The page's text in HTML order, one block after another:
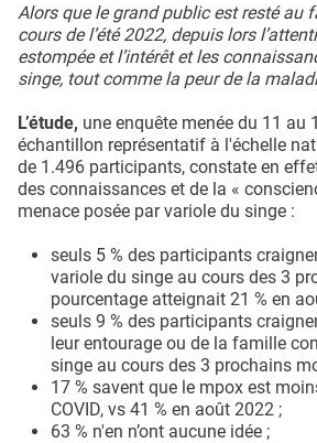
Alors que le grand public est resté au
cours de l’été 2022, depuis lors
estompée et l’intérêt et les
singe, tout comme la peur de la
L’étude, une enquête menée du 11 au
échantillon représentatif à l'échelle
de 1.496 participants, constate en
des connaissances et de la «
menace posée par variole du singe :
seuls 5 % des participants
variole du singe au cours des 3
pourcentage atteignait 21 % en
seuls 9 % des participants
leur entourage ou de la famille
singe au cours des 3 prochains
17 % savent que le mpox est
COVID, vs 41 % en août 2022 ;
63 % n'en n’ont aucune idée ;